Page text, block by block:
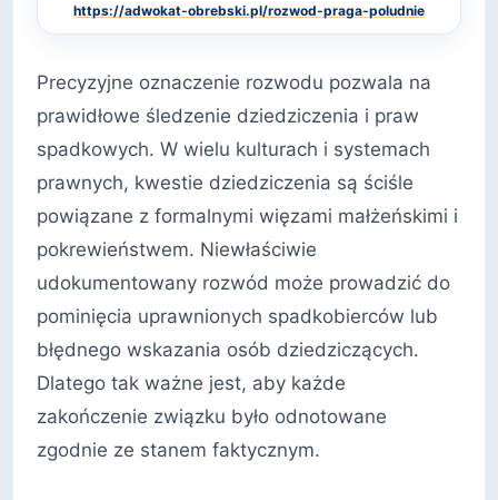
https://adwokat-obrebski.pl/rozwod-praga-poludnie
Precyzyjne oznaczenie rozwodu pozwala na
prawidłowe śledzenie dziedziczenia i praw
spadkowych. W wielu kulturach i systemach
prawnych, kwestie dziedziczenia są ściśle
powiązane z formalnymi więzami małżeńskimi i
pokrewieństwem. Niewłaściwie
udokumentowany rozwód może prowadzić do
pominięcia uprawnionych spadkobierców lub
błędnego wskazania osób dziedziczących.
Dlatego tak ważne jest, aby każde
zakończenie związku było odnotowane
zgodnie ze stanem faktycznym.